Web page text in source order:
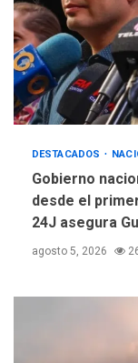
DESTACADOS
Gobierno
desde el
24J asegura
agosto 5, 2026